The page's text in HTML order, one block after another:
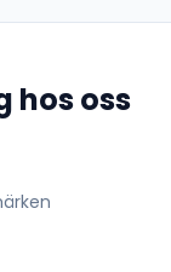
hos oss